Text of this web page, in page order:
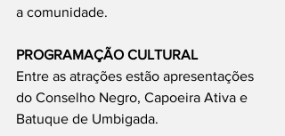
a comunidade.
PROGRAMAÇÃO CULTURAL
Entre as atrações estão apresentações
do Conselho Negro, Capoeira Ativa e
Batuque de Umbigada.